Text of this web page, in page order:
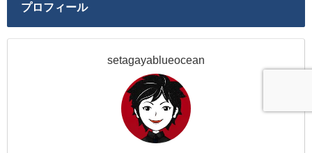
プロフィール
setagayablueocean